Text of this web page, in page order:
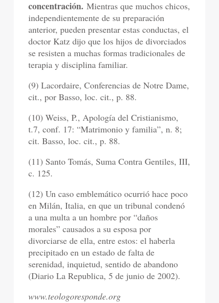
concentración. Mientras que muchos chicos,
independientemente de su preparación
anterior, pueden presentar estas conductas, el
doctor Katz dijo que los hijos de divorciados
se resisten a muchas formas tradicionales de
terapia y disciplina familiar.
(9) Lacordaire, Conferencias de Notre Dame,
cit., por Basso, loc. cit., p. 88.
(10) Weiss, P., Apología del Cristianismo,
t.7, conf. 17: “Matrimonio y familia”, n. 8;
cit. Basso, loc. cit., p. 88.
(11) Santo Tomás, Suma Contra Gentiles, III,
c. 125.
(12) Un caso emblemático ocurrió hace poco
en Milán, Italia, en que un tribunal condenó
a una multa a un hombre por “daños
morales” causados a su esposa por
divorciarse de ella, entre estos: el haberla
precipitado en un estado de falta de
serenidad, inquietud, sentido de abandono
(Diario La Republica, 5 de junio de 2002).
www.teologoresponde.org